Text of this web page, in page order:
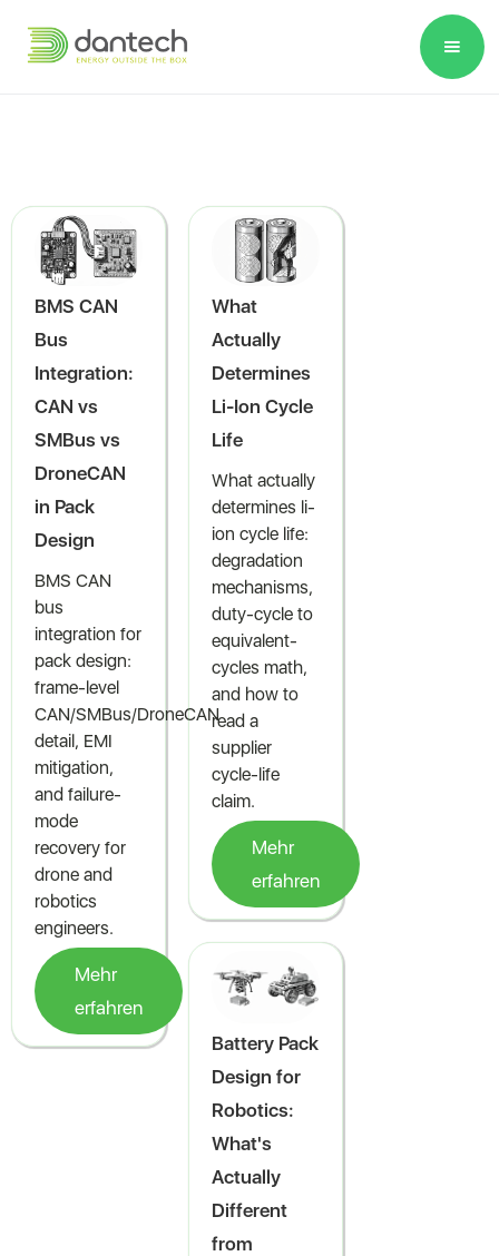
note:
accessibility
system.
BMS CAN
Bus
Integration:
CAN vs
SMBus vs
DroneCAN
in Pack
Design
BMS CAN
bus
integration for
pack design:
frame-level
CAN/SMBus/DroneCAN
detail, EMI
mitigation,
and failure-
mode
recovery for
drone and
robotics
engineers.
Mehr
erfahren
What
Actually
Determines
Li-Ion Cycle
Life
What actually
determines li-
ion cycle life:
degradation
mechanisms,
duty-cycle to
equivalent-
cycles math,
and how to
read a
supplier
cycle-life
claim.
Mehr
erfahren
Battery Pack
Design for
Robotics:
What's
Actually
Different
from